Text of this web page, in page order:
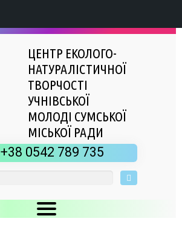
ЦЕНТР ЕКОЛОГО-
НАТУРАЛІСТИЧНОЇ
ТВОРЧОСТІ
УЧНІВСЬКОЇ
МОЛОДІ СУМСЬКОЇ
МІСЬКОЇ РАДИ
+38 0542 789 735